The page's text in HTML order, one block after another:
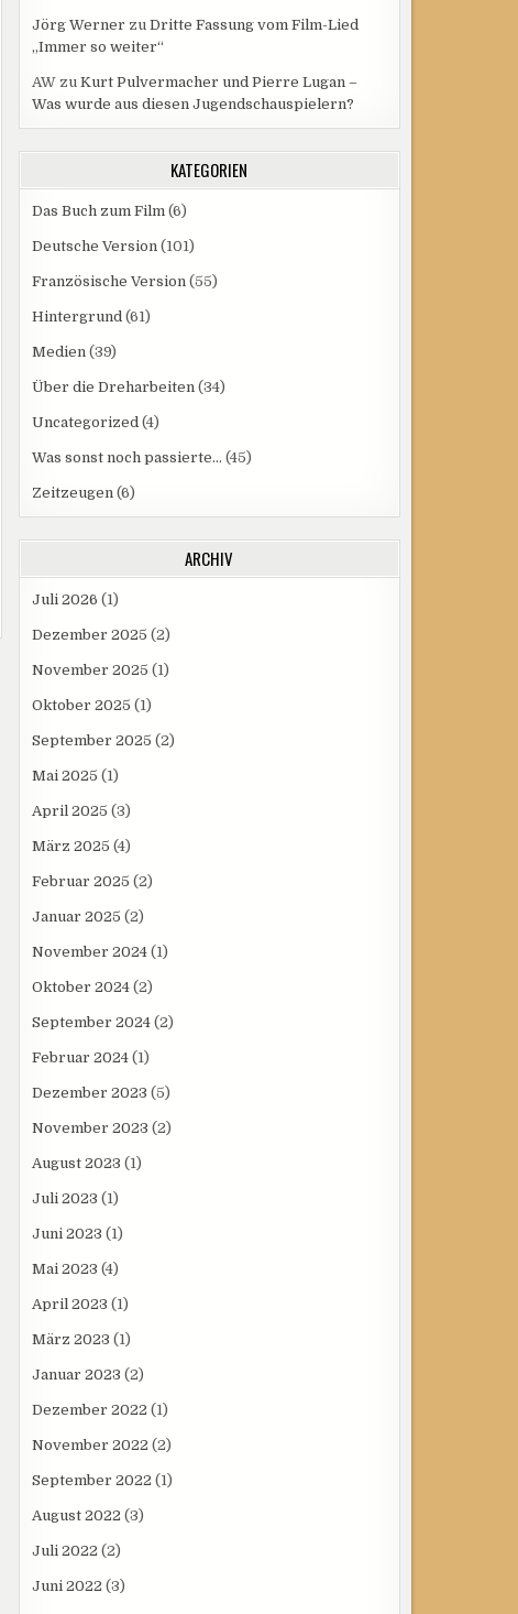
Jörg Werner zu Dritte Fassung vom Film-Lied
„Immer so weiter“
AWzu Kurt Pulvermacher und Pierre Lugan –
Was wurde aus diesen Jugendschauspielern?
KATEGORIEN
Das Buch zum Film(6)
Deutsche Version(101)
Französische Version(55)
Hintergrund(61)
Medien(39)
Über die Dreharbeiten(34)
Uncategorized(4)
Was sonst noch passierte… (45)
Zeitzeugen(6)
ARCHIV
Juli 2026 (1)
Dezember 2025 (2)
November 2025 (1)
Oktober 2025 (1)
September 2025 (2)
Mai 2025 (1)
April 2025 (3)
März 2025 (4)
Februar 2025 (2)
Januar 2025 (2)
November 2024(1)
Oktober 2024(2)
September 2024(2)
Februar 2024(1)
Dezember 2023 (5)
November 2023 (2)
August 2023 (1)
Juli 2023 (1)
Juni 2023 (1)
Mai 2023 (4)
April 2023 (1)
März 2023 (1)
Januar 2023 (2)
Dezember 2022 (1)
November 2022 (2)
September 2022 (1)
August 2022 (3)
Juli 2022 (2)
Juni 2022 (3)